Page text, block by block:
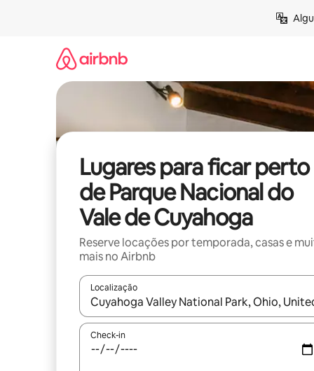
Lugares para ficar perto
de Parque Nacional do
Vale de Cuyahoga
Reserve locações por temporada, casas e
mais no Airbnb
Localização
Quando os resultados estiverem disponíveis,
Check-in